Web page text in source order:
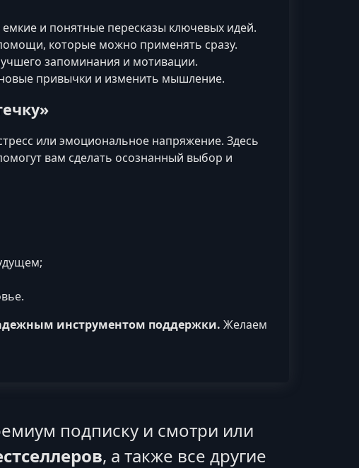
и понятные пересказы ключевых идей.
которые можно применять сразу.
запоминания и мотивации.
привычки и изменить мышление.
или эмоциональное напряжение. Здесь
вам сделать осознанный выбор и
инструментом поддержки. Желаем
подписку и смотри или
, а также все другие